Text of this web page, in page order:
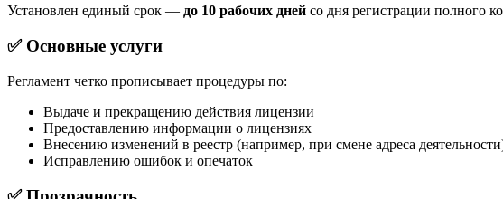
Установлен единый срок — до 10 рабочих дней со дня регистрации полного
✅ Основные услуги
Регламент четко прописывает процедуры по:
Выдаче и прекращению действия лицензии
Предоставлению информации о лицензиях
Внесению изменений в реестр (например, при смене адреса
Исправлению ошибок и опечаток